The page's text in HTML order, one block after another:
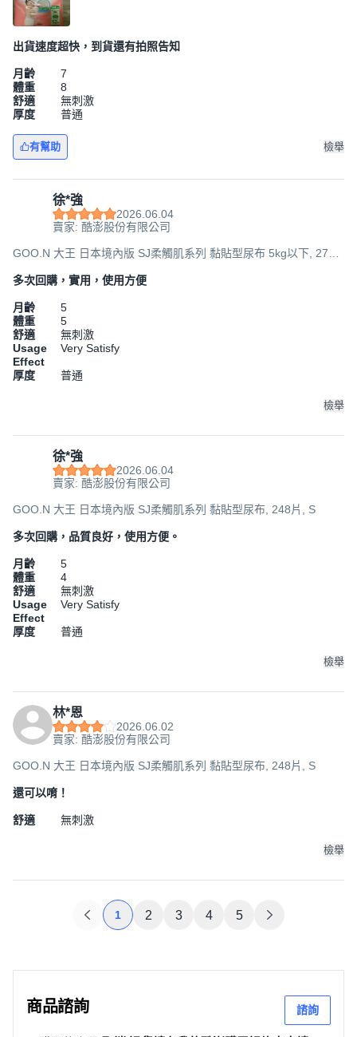
出貨速度超快，到貨還有拍照告知
月齡
7
體重
8
舒適
無刺激
厚度
普通
有幫助 檢舉
徐*強
2026.06.04
賣家: 酷澎股份有限公司
GOO.N 大王 日本境內版 SJ柔觸肌系列 黏貼型尿布 5kg以下, 272
多次回購，實用，使用方便
月齡
5
體重
5
舒適
無刺激
Usage
Effect
Very Satisfy
厚度 普通
檢舉
徐*強
2026.06.04
賣家: 酷澎股份有限公司
GOO.N 大王 日本境內版 SJ柔觸肌系列 黏貼型尿布, 248片, S
多次回購，品質良好，使用方便。
月齡
5
體重
4
舒適
無刺激
Usage
Effect
Very Satisfy
厚度 普通
檢舉
林*恩
2026.06.02
賣家: 酷澎股份有限公司
GOO.N 大王 日本境內版 SJ柔觸肌系列 黏貼型尿布, 248片, S
還可以唷！
舒適 無刺激
檢舉
1 2 3 4 5
商品諮詢 諮詢